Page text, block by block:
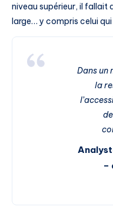
niveau supérieur, il fallait
large… y compris celui qui
Dans un
la
–